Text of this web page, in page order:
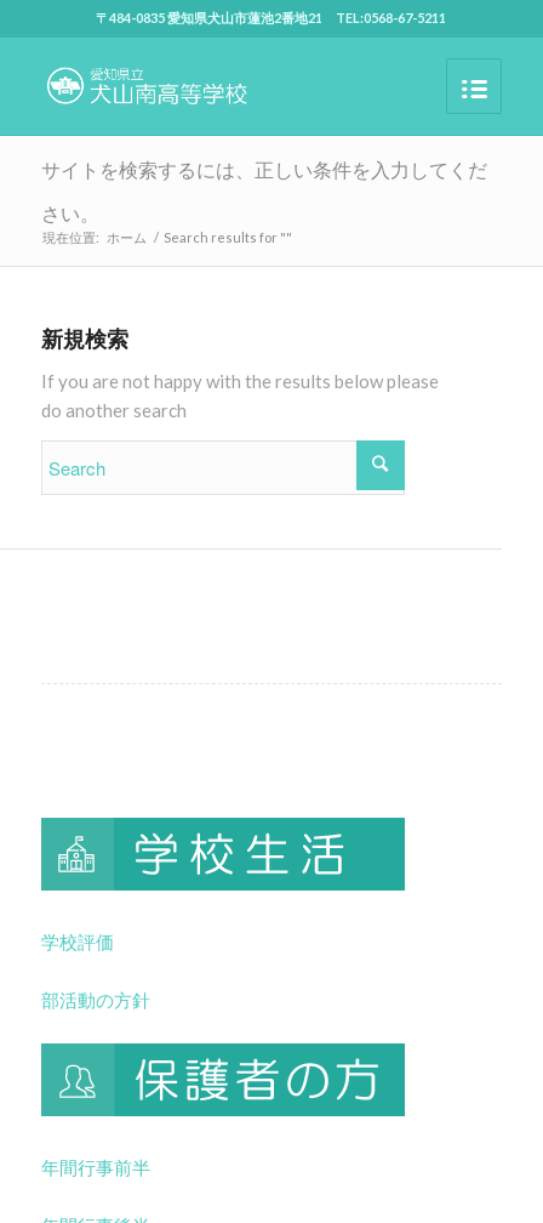
〒484-0835 愛知県犬山市蓮池2番地21 TEL:0568-67-5211
サイトを検索するには、正しい条件を入力してくだ
さい。
現在位置: ホーム / Search results for ""
新規検索
If you are not happy with the results below please
do another search
学校評価
部活動の方針
年間行事前半